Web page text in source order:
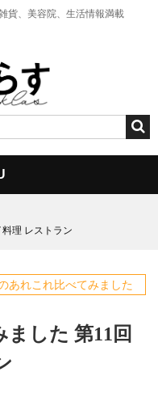
貨、美容院、生活情報満載
理 レストラン
あれこれ比べてみました
した 第11回